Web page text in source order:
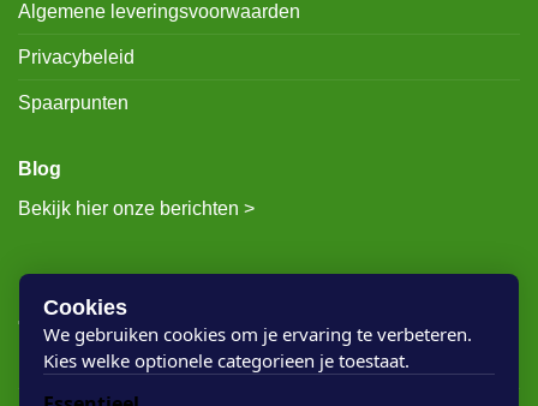
Algemene leveringsvoorwaarden
Privacybeleid
Spaarpunten
Blog
Bekijk hier onze berichten >
Rigostep Skylt
Cookies
We gebruiken cookies om je ervaring te verbeteren.
Kies welke optionele categorieen je toestaat.